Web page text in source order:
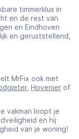
timmerklus in
en de rest van
en Eindhoven
en geruststellend,
MrFix ook met
, Hovenier of
vakman loopt je
en hij
van je woning!